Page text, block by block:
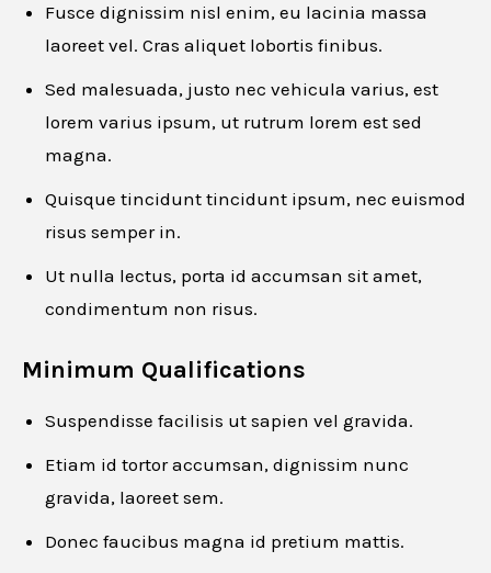
First name*
Last name
Email*
*
Resume*
Fusce dignissim nisl enim, eu lacinia massa
laoreet vel. Cras aliquet lobortis finibus.
Sed malesuada, justo nec vehicula varius, est
lorem varius ipsum, ut rutrum lorem est sed
magna.
Quisque tincidunt tincidunt ipsum, nec euismod
risus semper in.
Ut nulla lectus, porta id accumsan sit amet,
condimentum non risus.
Minimum Qualifications
Suspendisse facilisis ut sapien vel gravida.
Etiam id tortor accumsan, dignissim nunc
gravida, laoreet sem.
Donec faucibus magna id pretium mattis.